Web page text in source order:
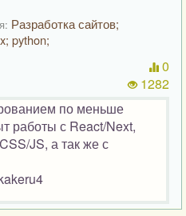
Разработка сайтов;
python;
0
1282
по меньше
работы с React/Next,
JS, а так же с